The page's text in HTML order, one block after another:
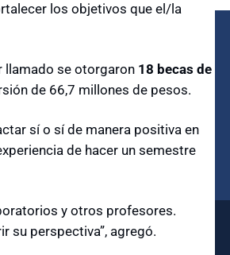
los objetivos que el/la
llamado se otorgaron 18 becas de
de 66,7 millones de pesos.
sí o sí de manera positiva en
de hacer un semestre
y otros profesores.
su perspectiva”, agregó.